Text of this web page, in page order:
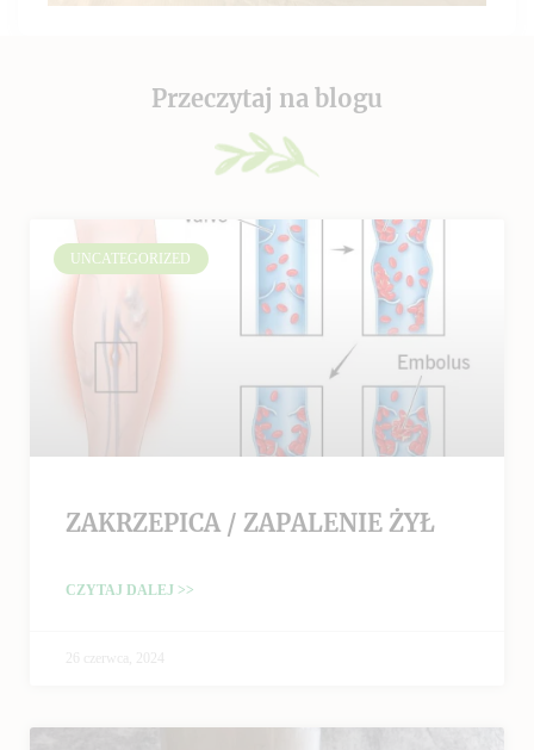
Przeczytaj na blogu
UNCATEGORIZED
ZAKRZEPICA / ZAPALENIE ŻYŁ
CZYTAJ DALEJ >>
26 czerwca, 2024